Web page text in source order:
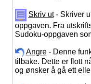
Skriv ut- Skriver
oppgaven. Fra
Sudoku-oppgaven
Angre- Denne
tilbake. Dette er flott
og ønsker å gå ett